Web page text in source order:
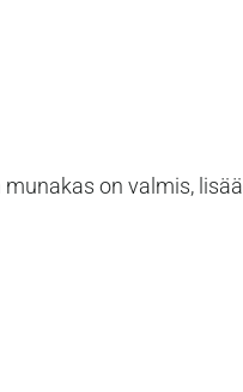
on valmis, lisää